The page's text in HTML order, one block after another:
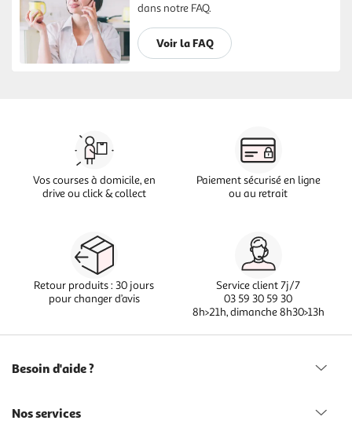
dans notre FAQ.
Voir la FAQ
Vos courses à domicile, en
drive ou click & collect
Paiement sécurisé en ligne
ou au retrait
Retour produits : 30 jours
pour changer d’avis
Service client 7j/7
03 59 30 59 30
8h>21h, dimanche 8h30>13h
Besoin d'aide ?
Nos services